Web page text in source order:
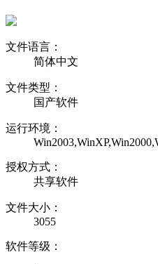
文件语言：
简体中文
文件类型：
国产软件
运行环境：
授权方式：
共享软件
文件大小：
3055
软件等级：